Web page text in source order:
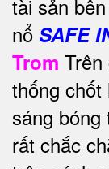
tài sản
nổ SAFE
Trom
thống chốt
sáng
rất chắc